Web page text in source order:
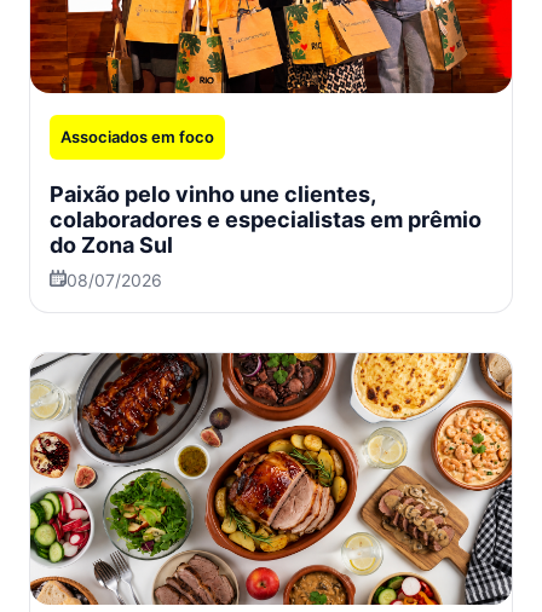
Associados em foco
Paixão pelo vinho une clientes,
colaboradores e especialistas em prêmio
do Zona Sul
08/07/2026